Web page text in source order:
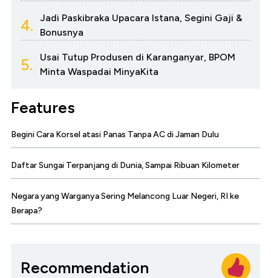
4.
Jadi Paskibraka Upacara Istana, Segini Gaji &
Bonusnya
5.
Usai Tutup Produsen di Karanganyar, BPOM
Minta Waspadai MinyaKita
Features
Begini Cara Korsel atasi Panas Tanpa AC di Jaman Dulu
Daftar Sungai Terpanjang di Dunia, Sampai Ribuan Kilometer
Negara yang Warganya Sering Melancong Luar Negeri, RI ke
Berapa?
Recommendation